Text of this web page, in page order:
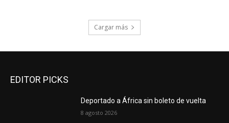
Cargar más
EDITOR PICKS
Deportado a África sin boleto de vuelta
8 agosto 2026